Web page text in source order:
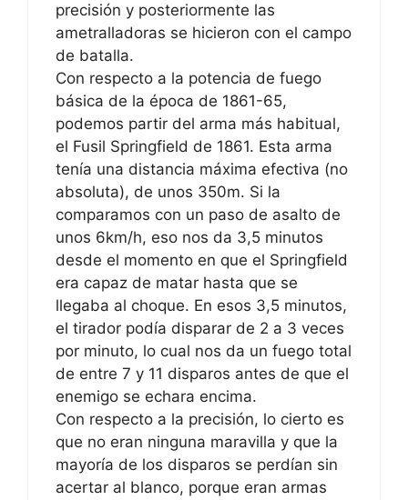
precisión y posteriormente las
ametralladoras se hicieron con el campo
de batalla.
Con respecto a la potencia de fuego
básica de la época de 1861-65,
podemos partir del arma más habitual,
el Fusil Springfield de 1861. Esta arma
tenía una distancia máxima efectiva (no
absoluta), de unos 350m. Si la
comparamos con un paso de asalto de
unos 6km/h, eso nos da 3,5 minutos
desde el momento en que el Springfield
era capaz de matar hasta que se
llegaba al choque. En esos 3,5 minutos,
el tirador podía disparar de 2 a 3 veces
por minuto, lo cual nos da un fuego total
de entre 7 y 11 disparos antes de que el
enemigo se echara encima.
Con respecto a la precisión, lo cierto es
que no eran ninguna maravilla y que la
mayoría de los disparos se perdían sin
acertar al blanco, porque eran armas